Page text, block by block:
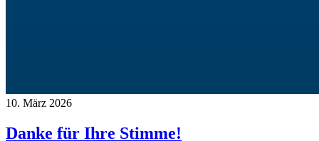
10. März 2026
Danke für Ihre Stimme!